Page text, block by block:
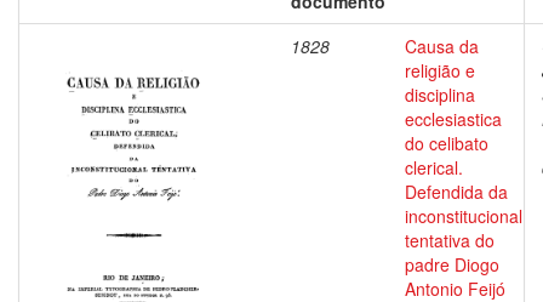
1828
Causa da
religião e
disciplina
ecclesiastica
do celibato
clerical.
Defendida da
inconstitucional
tentativa do
padre Diogo
Antonio Feijó